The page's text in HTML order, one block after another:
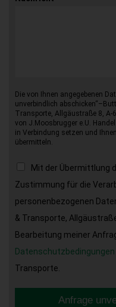
Die von Ihnen angegebenen
unverbindlich
Transporte, Allgäustraße 8, A-
von J.Moosbrugger e.U.
in Verbindung setzen und
übermitteln.
Mit der Übermittlung
Zustimmung für die
personenbezogenen
& Transporte,
Bearbeitung meiner
Datenschutzbedingungen
Transporte.
Anfrage